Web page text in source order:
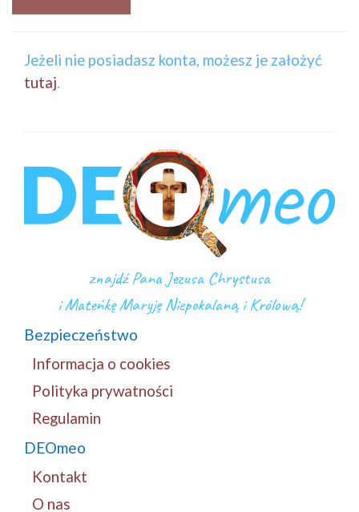
Jeżeli nie posiadasz konta, możesz je założyć
tutaj.
znajdź Pana Jezusa Chrystusa
i Mateńkę Maryję Niepokalaną i Królową!
Bezpieczeństwo
Informacja o cookies
Polityka prywatności
Regulamin
DEOmeo
Kontakt
O nas